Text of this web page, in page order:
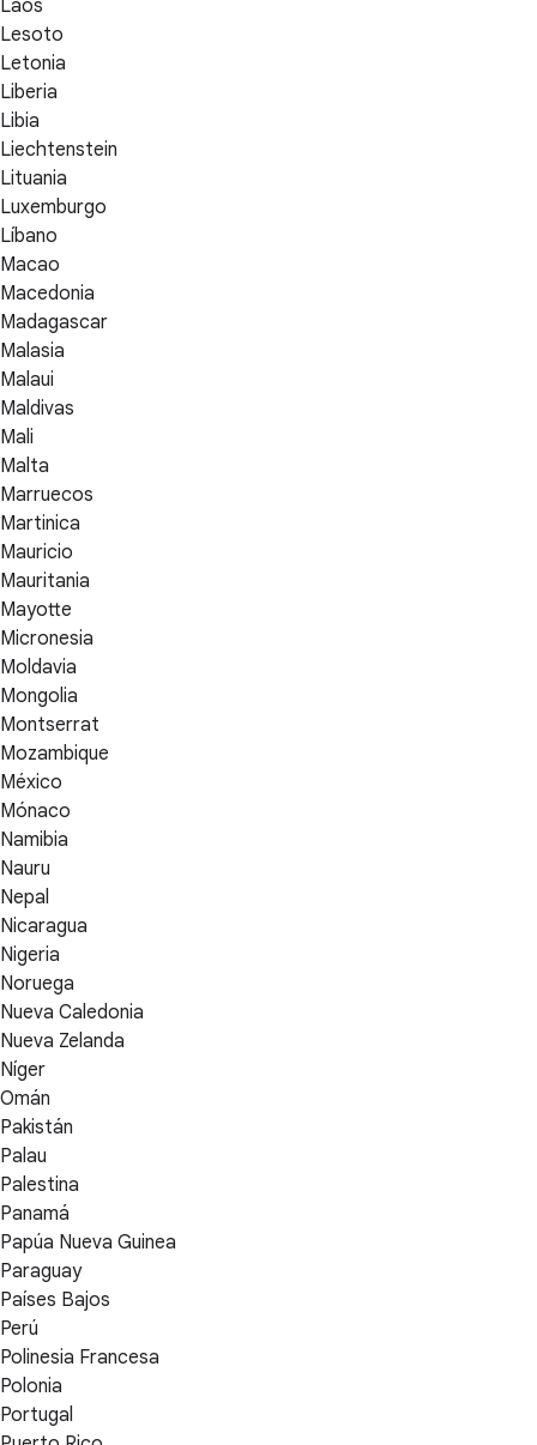
Laos
Lesoto
Letonia
Liberia
Libia
Liechtenstein
Lituania
Luxemburgo
Líbano
Macao
Macedonia
Madagascar
Malasia
Malaui
Maldivas
Mali
Malta
Marruecos
Martinica
Mauricio
Mauritania
Mayotte
Micronesia
Moldavia
Mongolia
Montserrat
Mozambique
México
Mónaco
Namibia
Nauru
Nepal
Nicaragua
Nigeria
Noruega
Nueva Caledonia
Nueva Zelanda
Níger
Omán
Pakistán
Palau
Palestina
Panamá
Papúa Nueva Guinea
Paraguay
Países Bajos
Perú
Polinesia Francesa
Polonia
Portugal